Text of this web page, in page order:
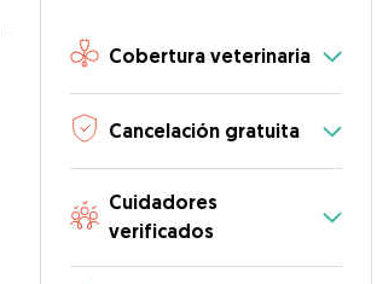
Cobertura veterinaria
Cancelación gratuita
Cuidadores
verificados